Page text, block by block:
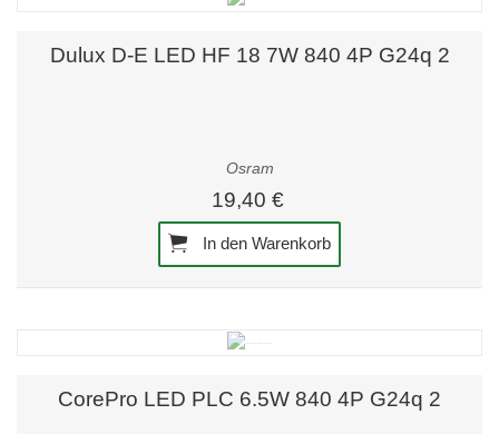
Dulux D-E LED HF 18 7W 840 4P G24q 2
Osram
19,40 €
In den Warenkorb
CorePro LED PLC 6.5W 840 4P G24q 2